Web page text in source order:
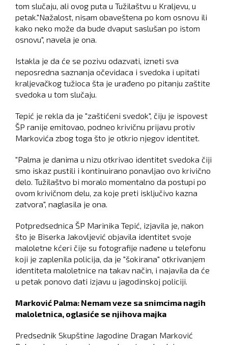
tom slučaju, ali ovog puta u Tužilaštvu u Kraljevu, u
petak."Nažalost, nisam obaveštena po kom osnovu ili
kako neko može da bude dvaput saslušan po istom
osnovu", navela je ona.
Istakla je da će se pozivu odazvati, izneti sva
neposredna saznanja očevidaca i svedoka i upitati
kraljevačkog tužioca šta je urađeno po pitanju zaštite
svedoka u tom slučaju.
Tepić je rekla da je "zaštićeni svedok", čiju je ispovest
ŠP ranije emitovao, podneo krivičnu prijavu protiv
Markovića zbog toga što je otkrio njegov identitet.
"Palma je danima u nizu otkrivao identitet svedoka čiji
smo iskaz pustili i kontinuirano ponavljao ovo krivično
delo. Tužilaštvo bi moralo momentalno da postupi po
ovom krivičnom delu, za koje preti isključivo kazna
zatvora", naglasila je ona.
Potpredsednica ŠP Marinika Tepić, izjavila je, nakon
što je Biserka Jakovljević objavila identitet svoje
maloletne kćeri čije su fotografije nađene u telefonu
koji je zaplenila policija, da je "šokirana" otkrivanjem
identiteta maloletnice na takav način, i najavila da će
u petak ponovo dati izjavu u jagodinskoj policiji.
Marković Palma: Nemam veze sa snimcima nagih
maloletnica, oglasiće se njihova majka
Predsednik Skupštine Jagodine Dragan Marković